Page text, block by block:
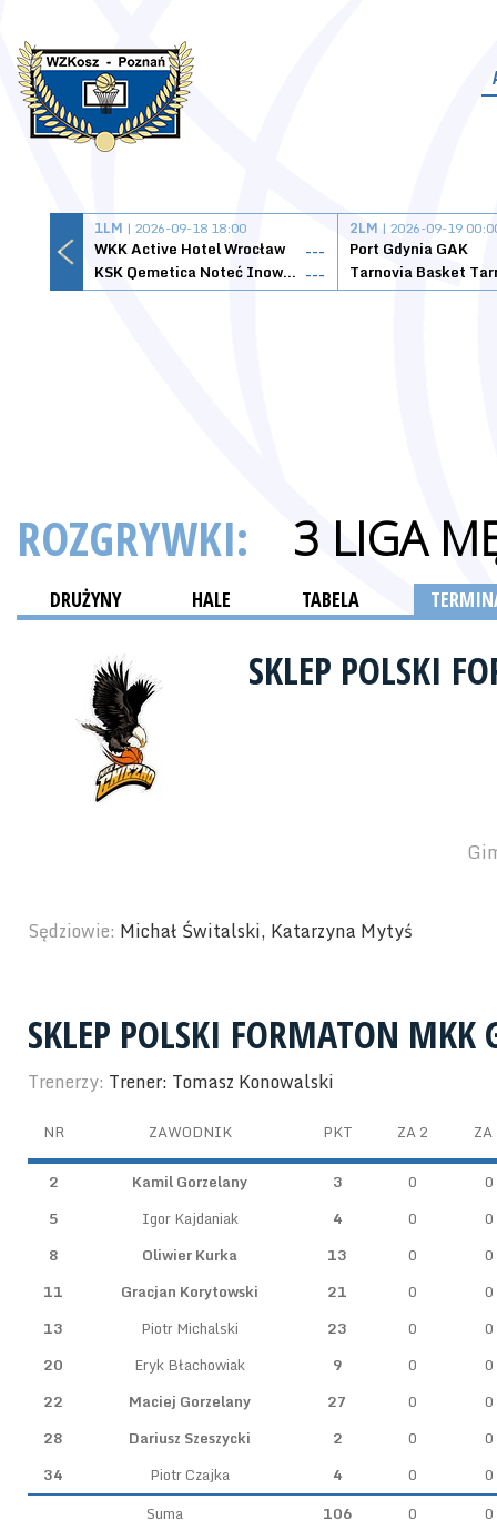
1LM | 2026-09-18 18:00
WKK Active Hotel Wrocław
---
KSK Qemetica Noteć Inowrocław ---
2LM | 2026-09-19
Port Gdynia GAK
ROZGRYWKI: 3 LIGA
DRUŻYNY HALE TABELA
SKLEP POLSKI
Sędziowie: Michał Świtalski, Katarzyna Mytyś
SKLEP POLSKI FORMATON MKK
Trenerzy: Trener: Tomasz Konowalski
NR ZAWODNIK PKT ZA 2 ZA
2 Kamil Gorzelany 3 0
0
5
Igor Kajdaniak 4 0
0
8
Oliwier Kurka 13 0
0
11
Gracjan Korytowski 21 0
0
13
Piotr Michalski 23 0
0
20
Eryk Błachowiak 9 0
0
22
Maciej Gorzelany 27 0
0
28
Dariusz Szeszycki 2 0
0
34
Piotr Czajka 4 0
0
Suma
106 0 0